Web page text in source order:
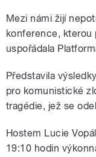
Mezi námi žijí
konference, kterou
uspořádala
Představila
pro komunistické
tragédie, jež se
Hostem Lucie
19:10 hodin